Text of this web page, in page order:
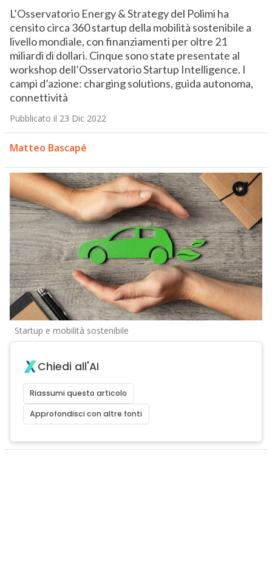
L’Osservatorio Energy & Strategy del Polimi ha
censito circa 360 startup della mobilità sostenibile a
livello mondiale, con finanziamenti per oltre 21
miliardi di dollari. Cinque sono state presentate al
workshop dell’Osservatorio Startup Intelligence. I
campi d’azione: charging solutions, guida autonoma,
connettività
Pubblicato il 23 Dic 2022
Matteo Bascapé
Startup e mobilità sostenibile
Chiedi all'AI
Riassumi questo articolo
Approfondisci con altre fonti